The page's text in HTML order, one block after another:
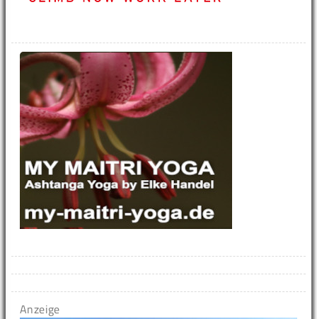
Anzeige